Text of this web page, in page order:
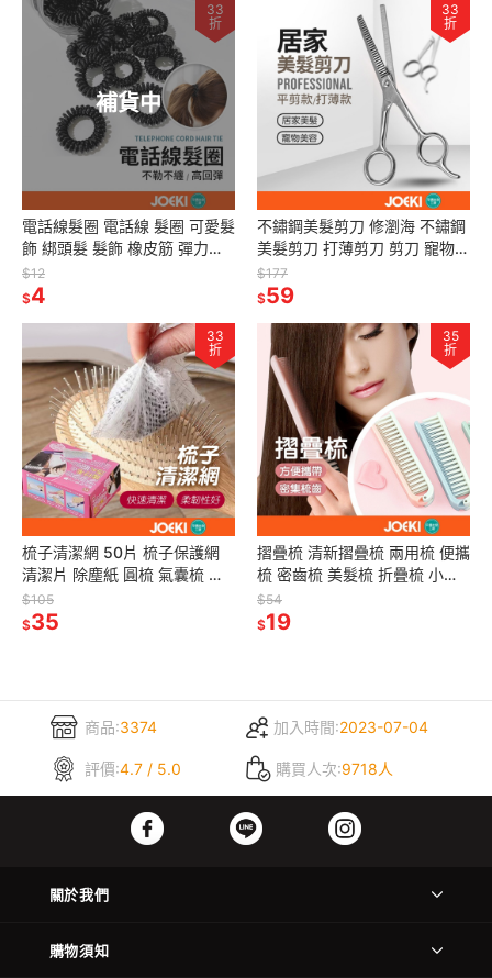
補貨中
33
折
電話線髮圈 電話線 髮圈 可愛髮
飾 綁頭髮 髮飾 橡皮筋 彈力髮
圈 髮圈 美髮用品【MF0091】
$12
$4
33
折
不鏽鋼美髮剪刀 修瀏海 不鏽鋼
美髮剪刀 打薄剪刀 剪刀 寵物美
容剪刀 輕便自用【MF0047】
$177
$59
33
折
梳子清潔網 50片 梳子保護網
清潔片 除塵紙 圓梳 氣囊梳 氣
墊梳 梳子清潔 毛髮清潔片 梳子
清潔紙【MF0099】
$105
$35
35
折
摺疊梳 清新摺疊梳 兩用梳 便攜
梳 密齒梳 美髮梳 折疊梳 小梳
子 摺疊 頭髮 梳子 隨身梳 美髮
工具【MF0096】
$54
$19
商品:3374 加入時間:2023-07-04
評價:4.7 / 5.0 購買人次:9718人
關於我們
購物須知